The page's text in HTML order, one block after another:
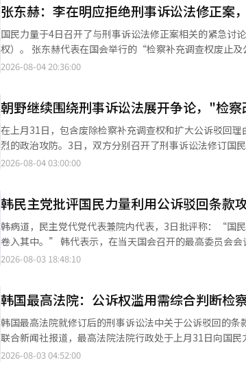
主党计划通过后续立法，确保社会弱势群体相关的七大犯
害者保护的盲区。 国会法制司法委员会执政党干事金胜源议员也表示：“政治检察机关滥用调查权导致无辜国民受害
的案例屡见不鲜”，并强调：“如果现在不打破悲剧的恶性循环
力量代表张东赫在当天与记者见面时指出：“李在明总统
抹去总统罪名的公诉驳回条款，因此在国务会议上通过了。” 他还表示：“（共同民主党）虽然说有问题会
总统是否具备体恤国民的情感和感性？” 国民力量院内代表郑点植也在其Facebook上表示：“在废除补充侦查权的
同时讨论对警察的制约与控制，简直就像在灭火时洒上
罪乱象责任都在李总统和共同民主党身上。”郑院内代
全，必将付出代价。” 此外，朴忠权首席发言人也表示：“这是对国民和司法公正的正面挑战。”而崔恩锡院内首席
发言人则批评道：“通过违宪的权宜立法，刑事诉讼法
张东赫：李在明应拒绝刑事诉讼法修正案
国民力量于4日召开了与刑事诉讼法修正案相关的紧急讨
权）。 张东赫代表在国会举行的“检察补充调查权废止及公诉驳回条款的违宪性与总统再议要求权行使的紧急讨论
会”上警告称：“如果增加公诉驳回的理由，李总统的罪将被抹
将拒绝李在明政权，希望不要踢掉阻止政权垮台的最后机会。” 当天共同主办讨论会的罗卿元议员指出
受害者的所有手段和法律修正将逐步讨论，但具体性仍
犯罪调查厅（中数厅）是否能真正保护受害者？” 他接着表示：“从李总统的言行来看，他知道完全废止补充调查权
会对人民造成伤害。唯一的变化是修正案第327条增加
全社会表明他只关心自己的罪。” 参与讨论的专家们也对刑事诉讼法修正案可能包含的违宪因素表示担忧，认为可能
确的判断标准和适用范围。”他提到：“法务部也提出了需
示：“最高法院承认公诉权滥用的案例是基于例外和具体
法官的任意解释可能性。” 池教授建议：“在实施之前应重新审查问题，以消除刑事诉讼法被特定政治目的滥用的误
解，并应制度性保障，例如规定在实施日之前已提起公诉的案件不适用。” 另一方面，
刑事诉讼法修正案通过的可能性时，罗卿元议员表示：
（AI）系统翻译与编辑。
2026-08-04 20:36:00
朝野继续围绕刑事诉讼法展开争论，"检
在上月31日，包含废除检察补充调查权和扩大公诉驳回
烈的政治攻防。3日，双方分别召开了刑事诉讼法修订国
共同民主党在国会召开了刑事诉讼法修订国民报告会，认
诿案件，同时更好地保护受害者的权利。” 为保护社会弱势群体的权利，民主党决定在内部成立以金汉圭为首的任务
小组（TF）。此外，计划在本月内修订相关法律，确保
案件进行全面移送。 同时，该法案与李在明总统的审判无关的事实也得到了明确。韩炳道批评道：“尽管这是保护国
民的措施，（国民力量）却将总统的审判牵扯进来，进
的谣言煽动国民的不安，并试图逆转检察改革。” 国会法制司法委员会执政党干事金胜元也强调：“大家都知道现任
出，若修订案实施，司法体系将崩溃，犯罪受害者将无法
备提起宪法诉讼等额外对策。 张东赫在青瓦台前的现场最高委员会上表示：“包含废除补充调查权的刑事诉讼法修订
案通过时，韩国就已被宣告死亡。”他指出：“尽管法律
的法律。” 他进一步警告：“对该法的否决权行使不是总统的选择，而是国民和历史的命令。”并表示：“如果拒
绝，要求重新审判和弹劾的国民声音将会更加强烈。” 改革新党也对刑事诉讼法修订案表示反对，并与国民力量达成
2026-08-04 03:00:00
韩民主党批评国民力量利用公诉驳回条款
韩病道，民主党代党代表兼院内代表，3日批评称：“国
卷入其中。” 韩代表示，在当天国会召开的最高委员会会议上，强烈谴责国民力量对刑事诉讼法修正案的煽动行为。
他接着表示：“在外交访问结束后，竟然不说一句辛苦了，
一起，纯属政治攻击。” 韩代还透露：“民主党将在今天下午2点举行关于刑事诉讼法修正案的公众报告会，详细介
绍将如何改变，以及为保护受害者和社会弱势群体的权
与编辑。
2026-08-03 18:48:10
韩国最高法院：公诉权滥用需综合判断检
韩国最高法院就修订后的刑事诉讼法中关于公诉驳回的条款表
联合新闻社报道，最高法院法院行政处于上月31日向国
的审查”资料。 修订后的刑事诉讼法新增了“以严重违法调查为依据提起公诉的情况”和“明显偏离检察权裁量权提
2026-08-03 04:52:00